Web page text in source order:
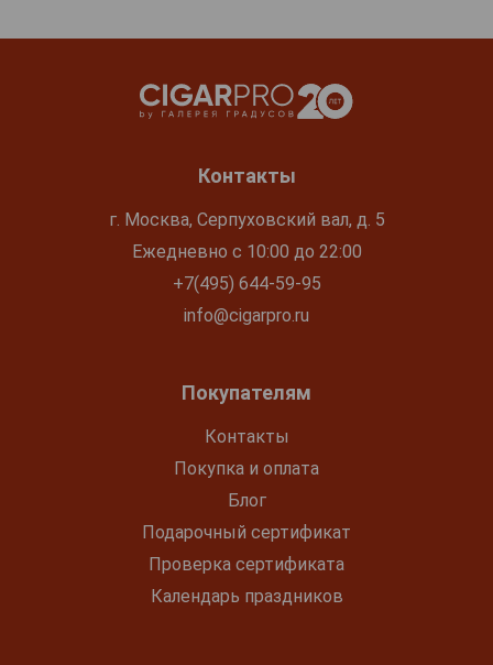
Контакты
г. Москва, Серпуховский вал, д. 5
Ежедневно с 10:00 до 22:00
+7(495) 644-59-95
info@cigarpro.ru
Покупателям
Контакты
Покупка и оплата
Блог
Подарочный сертификат
Проверка сертификата
Календарь праздников